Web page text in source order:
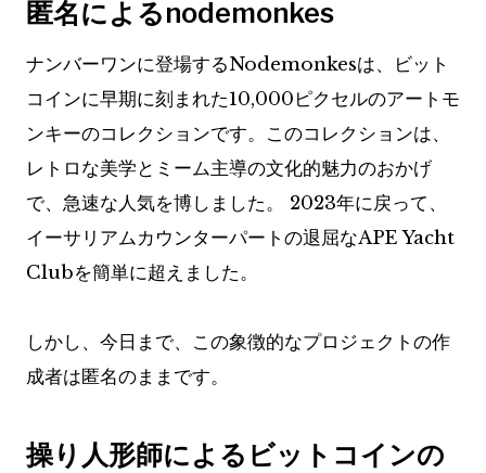
匿名によるnodemonkes
ナンバーワンに登場するNodemonkesは、ビット
コインに早期に刻まれた10,000ピクセルのアートモ
ンキーのコレクションです。このコレクションは、
レトロな美学とミーム主導の文化的魅力のおかげ
で、急速な人気を博しました。 2023年に戻って、
イーサリアムカウンターパートの退屈なAPE Yacht
Clubを簡単に超えました。
しかし、今日まで、この象徴的なプロジェクトの作
成者は匿名のままです。
操り人形師によるビットコインの